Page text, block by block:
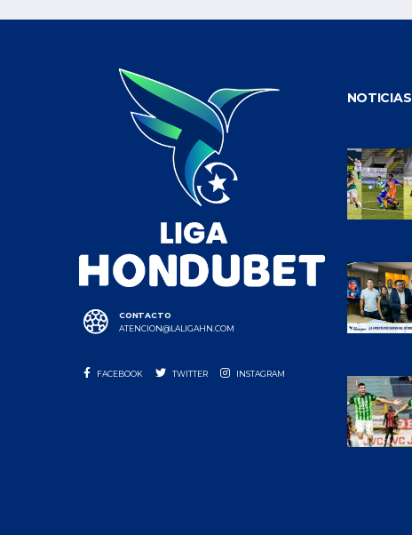
CONTACTO
ATENCION@LALIGAHN.COM
FACEBOOK TWITTER INSTAGRAM
NOTICIAS